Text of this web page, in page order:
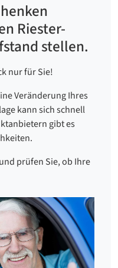
Riester-
stellen.
nur für Sie!
Veränderung Ihres
kann sich schnell
gibt es
prüfen Sie, ob Ihre